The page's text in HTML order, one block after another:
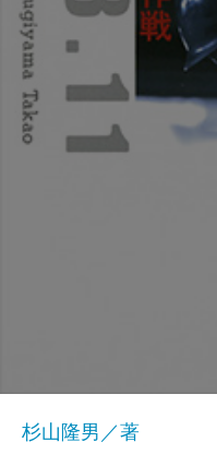
杉山隆男／著